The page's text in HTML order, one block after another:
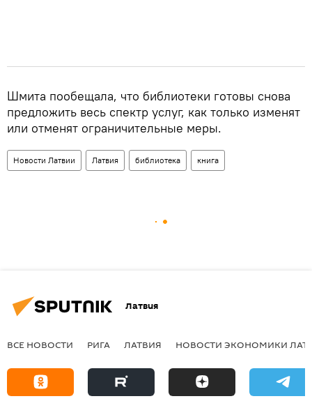
Шмита пообещала, что библиотеки готовы снова
предложить весь спектр услуг, как только изменят
или отменят ограничительные меры.
Новости Латвии Латвия библиотека книга
Латвия
ВСЕ НОВОСТИ РИГА ЛАТВИЯ НОВОСТИ ЭКОНОМИКИ